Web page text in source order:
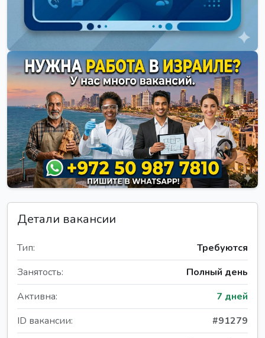
Детали вакансии
Тип:
Требуются
Занятость:
Полный день
Активна:
7 дней
ID вакансии:
#91279